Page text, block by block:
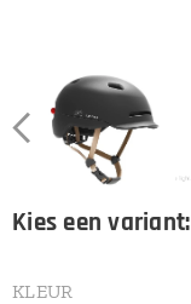
Kies een variant:
KLEUR